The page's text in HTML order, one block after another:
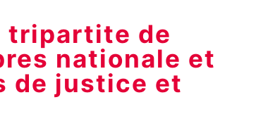
tripartite de
nationale et
de justice et